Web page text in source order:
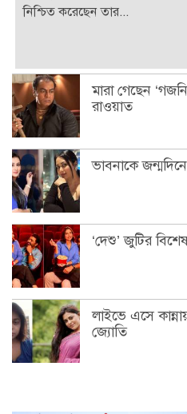
নিশ্চিত করেছেন তার...
মারা গেছেন
রাওয়াত
ভাবনাকে
‘দেশু’ জুটির
লাইভে এসে
জ্যোতি